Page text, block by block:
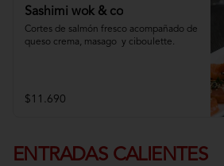
Sashimi wok & co
Cortes de salmón fresco acompañado de
queso crema, masago  y ciboulette.
$11.690
ENTRADAS CALIENTES